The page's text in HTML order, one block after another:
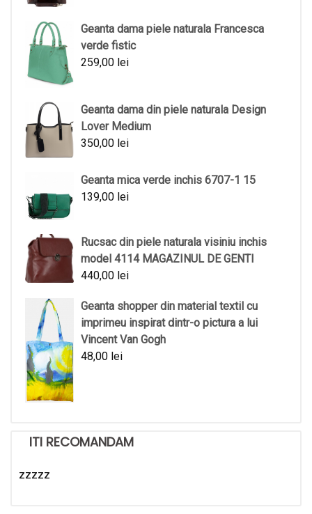
Geanta dama piele naturala Francesca
verde fistic
259,00 lei
Geanta dama din piele naturala Design
Lover Medium
350,00 lei
Geanta mica verde inchis 6707-1 15
139,00 lei
Rucsac din piele naturala visiniu inchis
model 4114 MAGAZINUL DE GENTI
440,00 lei
Geanta shopper din material textil cu
imprimeu inspirat dintr-o pictura a lui
Vincent Van Gogh
48,00 lei
ITI RECOMANDAM
zzzzz